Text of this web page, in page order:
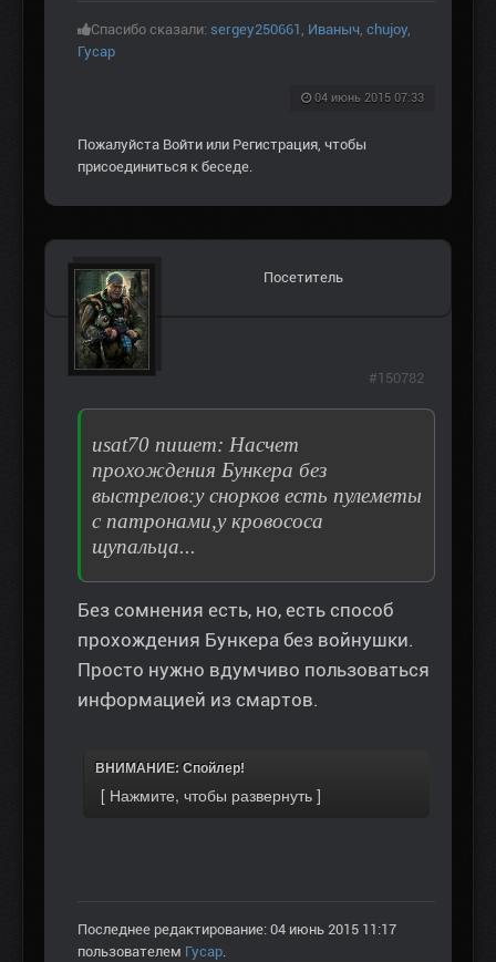
Спасибо сказали: sergey250661 , Иваныч, chujoy,
Гусар
04 июнь 2015 07:33
Пожалуйста Войти или Регистрация, чтобы
присоединиться к беседе.
Посетитель
usat70 пишет: Насчет
прохождения Бункера без
выстрелов:у снорков есть пулеметы
с патронами,у кровососа
щупальца...
Без сомнения есть, но, есть способ
прохождения Бункера без войнушки.
Просто нужно вдумчиво пользоваться
информацией из смартов.
ВНИМАНИЕ: Спойлер!
Последнее редактирование: 04 июнь 2015 11:17
пользователем Гусар.
#150782